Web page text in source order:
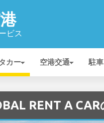
ビス
カー 空港交通 駐車
RENT A